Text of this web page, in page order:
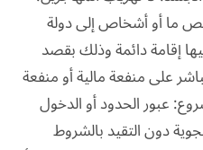
ما أو أشخاص إلى دولة
إقامة دائمة وذلك بقصد
على منفعة مالية أو منفعة
المشروع: عبور الحدود أو الدخول
دون التقيد بالشروط